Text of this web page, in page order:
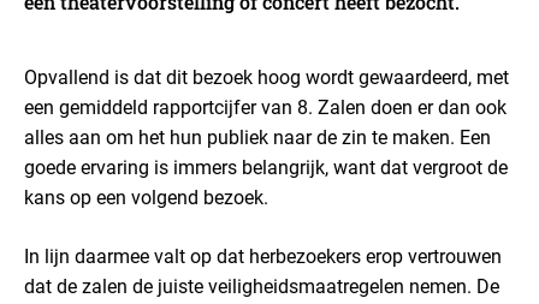
Opvallend is dat dit bezoek hoog wordt gewaardeerd, met
een gemiddeld rapportcijfer van 8. Zalen doen er dan ook
alles aan om het hun publiek naar de zin te maken. Een
goede ervaring is immers belangrijk, want dat vergroot de
kans op een volgend bezoek.
In lijn daarmee valt op dat herbezoekers erop vertrouwen
dat de zalen de juiste veiligheidsmaatregelen nemen. De